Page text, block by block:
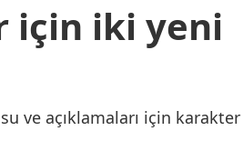
için iki yeni
açıklamaları için karakter